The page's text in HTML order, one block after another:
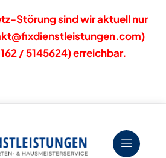
Störung sind wir aktuell nur
)
/ 5145624) erreichbar.